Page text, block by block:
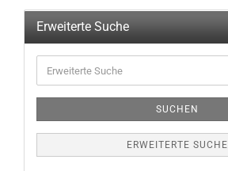
Erweiterte Suche
SUCHEN
ERWEITERTE SUCHE